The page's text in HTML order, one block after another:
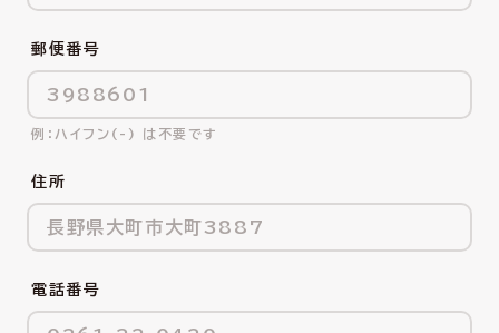
郵便番号
ハイフン(-) は不要です
住所
電話番号